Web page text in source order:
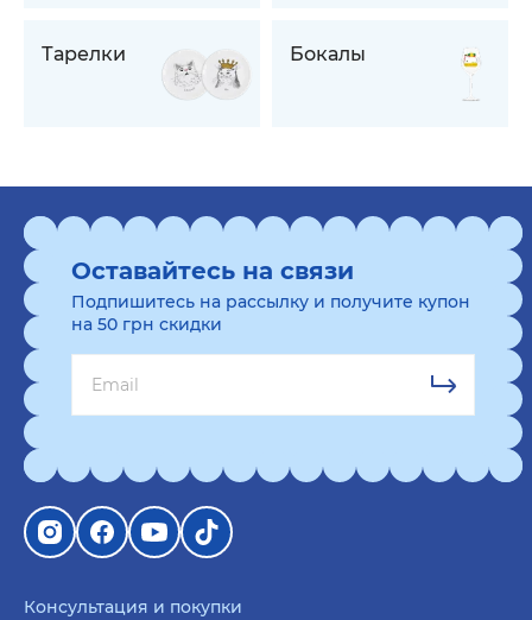
Тарелки Бокалы
Консультация и покупки
Оставайтесь на связи
Подпишитесь на рассылку и получите купон
на 50 грн скидки